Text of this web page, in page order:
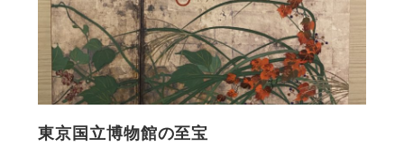
東京国立博物館の至宝